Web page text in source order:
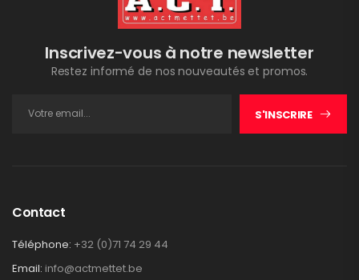
Inscrivez-vous à notre newsletter
Restez informé de nos nouveautés et promos.
S'INSCRIRE
Contact
Téléphone: +32 (0)71 74 29 44
Email: info@actmettet.be